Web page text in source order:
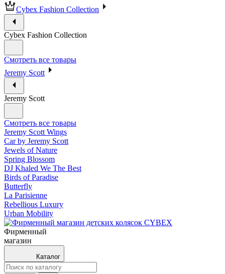
Cybex Fashion Collection
Cybex Fashion Collection
Смотреть все товары
Jeremy Scott
Jeremy Scott
Смотреть все товары
Jeremy Scott Wings
Car by Jeremy Scott
Jewels of Nature
Spring Blossom
DJ Khaled We The Best
Birds of Paradise
Butterfly
La Parisienne
Rebellious Luxury
Urban Mobility
Фирменный
магазин
Каталог